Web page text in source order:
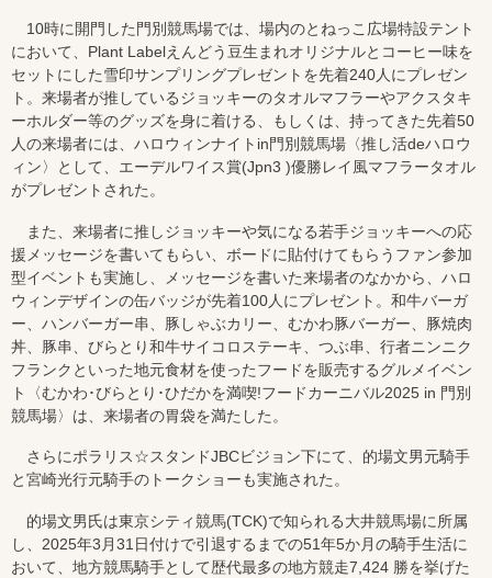
10時に開門した門別競馬場では、場内のとねっこ広場特設テント
において、Plant Labelえんどう豆生まれオリジナルとコーヒー味を
セットにした雪印サンプリングプレゼントを先着240人にプレゼン
ト。来場者が推しているジョッキーのタオルマフラーやアクスタキ
ーホルダー等のグッズを身に着ける、もしくは、持ってきた先着50
人の来場者には、ハロウィンナイトin門別競馬場〈推し活deハロウ
ィン〉として、エーデルワイス賞(Jpn3 )優勝レイ風マフラータオル
がプレゼントされた。
また、来場者に推しジョッキーや気になる若手ジョッキーへの応
援メッセージを書いてもらい、ボードに貼付けてもらうファン参加
型イベントも実施し、メッセージを書いた来場者のなかから、ハロ
ウィンデザインの缶バッジが先着100人にプレゼント。和牛バーガ
ー、ハンバーガー串、豚しゃぶカリー、むかわ豚バーガー、豚焼肉
丼、豚串、びらとり和牛サイコロステーキ、つぶ串、行者ニンニク
フランクといった地元食材を使ったフードを販売するグルメイベン
ト〈むかわ･びらとり･ひだかを満喫!フードカーニバル2025 in 門別
競馬場〉は、来場者の胃袋を満たした。
さらにポラリス☆スタンドJBCビジョン下にて、的場文男元騎手
と宮崎光行元騎手のトークショーも実施された。
的場文男氏は東京シティ競馬(TCK)で知られる大井競馬場に所属
し、2025年3月31日付けで引退するまでの51年5か月の騎手生活に
おいて、地方競馬騎手として歴代最多の地方競走7,424 勝を挙げた